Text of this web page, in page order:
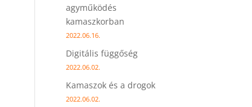
agyműködés
kamaszkorban
2022.06.16.
Digitális függőség
2022.06.02.
Kamaszok és a drogok
2022.06.02.